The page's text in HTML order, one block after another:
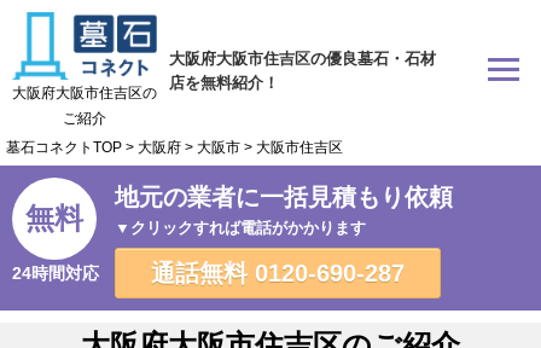
大阪府大阪市住吉区の優良墓石・石材
店を無料紹介！
大阪府大阪市住吉区の
ご紹介
墓石コネクトTOP > 大阪府 > 大阪市 > 大阪市住吉区
無料
24時間対応
地元の業者に一括見積もり依頼
▼クリックすれば電話がかかります
通話無料 0120-690-287